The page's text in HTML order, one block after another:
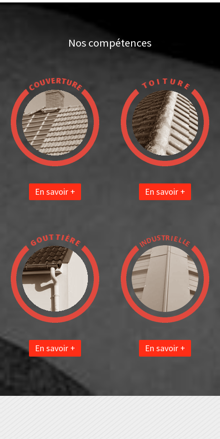
Nos compétences
En savoir + En savoir +
En savoir + En savoir +